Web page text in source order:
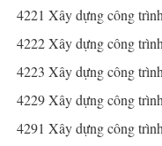
4221 Xây dựng công
4222Xây dựng công
4223 Xây dựng công
4229Xây dựng công
4291 Xây dựng công